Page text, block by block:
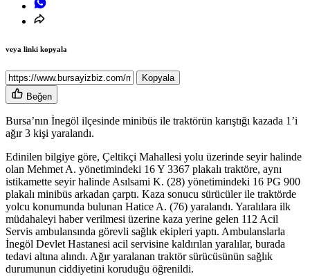
veya linki kopyala
Kopyala
Beğen
Bursa’nın İnegöl ilçesinde minibüs ile traktörün karıştığı kazada 1’i
ağır 3 kişi yaralandı.
Edinilen bilgiye göre, Çeltikçi Mahallesi yolu üzerinde seyir halinde
olan Mehmet A. yönetimindeki 16 Y 3367 plakalı traktöre, aynı
istikamette seyir halinde Asılsami K. (28) yönetimindeki 16 PG 900
plakalı minibüs arkadan çarptı. Kaza sonucu sürücüler ile traktörde
yolcu konumunda bulunan Hatice A. (76) yaralandı. Yaralılara ilk
müdahaleyi haber verilmesi üzerine kaza yerine gelen 112 Acil
Servis ambulansında görevli sağlık ekipleri yaptı. Ambulanslarla
İnegöl Devlet Hastanesi acil servisine kaldırılan yaralılar, burada
tedavi altına alındı. Ağır yaralanan traktör sürücüsünün sağlık
durumunun ciddiyetini koruduğu öğrenildi.